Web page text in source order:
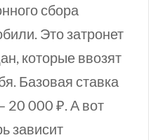
сбора
Это затронет
которые ввозят
Базовая ставка
20 000 ₽. А вот
зависит